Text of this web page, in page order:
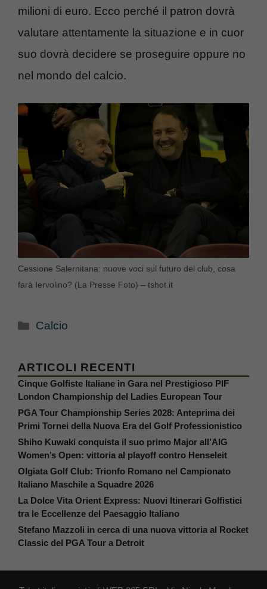
milioni di euro. Ecco perché il patron dovrà
valutare attentamente la situazione e in cuor
suo dovrà decidere se proseguire oppure no
nel mondo del calcio.
Cessione Salernitana: nuove voci sul futuro del club, cosa
farà Iervolino? (La Presse Foto) – tshot.it
Categorie
Calcio
ARTICOLI RECENTI
Cinque Golfiste Italiane in Gara nel Prestigioso PIF
London Championship del Ladies European Tour
PGA Tour Championship Series 2028: Anteprima dei
Primi Tornei della Nuova Era del Golf Professionistico
Shiho Kuwaki conquista il suo primo Major all’AIG
Women’s Open: vittoria al playoff contro Henseleit
Olgiata Golf Club: Trionfo Romano nel Campionato
Italiano Maschile a Squadre 2026
La Dolce Vita Orient Express: Nuovi Itinerari Golfistici
tra le Eccellenze del Paesaggio Italiano
Stefano Mazzoli in cerca di una nuova vittoria al Rocket
Classic del PGA Tour a Detroit